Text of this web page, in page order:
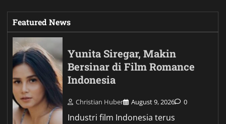
Featured News
Yunita Siregar, Makin
Bersinar di Film Romance
Indonesia
Christian Huber August 9, 2026 0
Industri film Indonesia terus